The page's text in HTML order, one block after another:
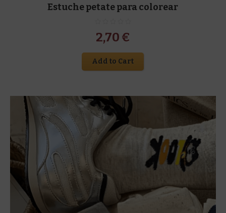
Estuche petate para colorear
2,70 €
Add to Cart